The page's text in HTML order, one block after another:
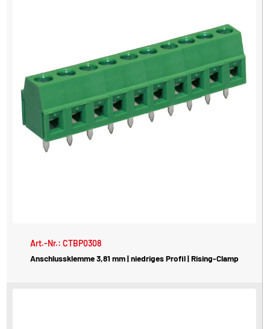
Art.-Nr.: CTBP0308
Anschlussklemme 3,81 mm | niedriges Profil | Rising-Clamp